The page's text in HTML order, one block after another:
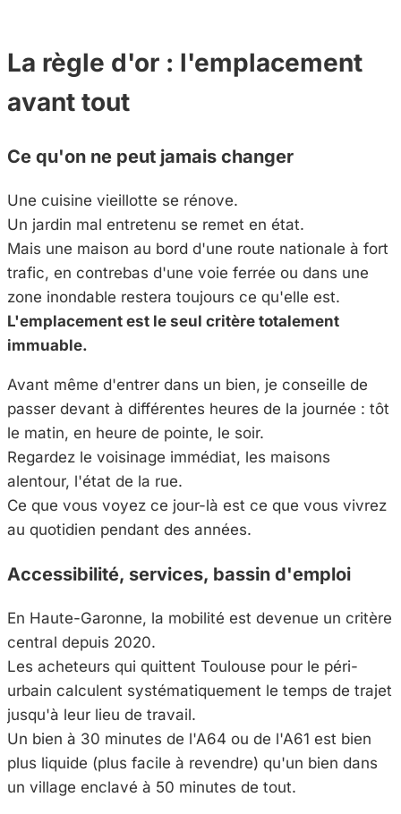
La règle d'or : l'emplacement
avant tout
Ce qu'on ne peut jamais changer
Une cuisine vieillotte se rénove.
Un jardin mal entretenu se remet en état.
Mais une maison au bord d'une route nationale à fort
trafic, en contrebas d'une voie ferrée ou dans une
zone inondable restera toujours ce qu'elle est.
L'emplacement est le seul critère totalement
immuable.
Avant même d'entrer dans un bien, je conseille de
passer devant à différentes heures de la journée : tôt
le matin, en heure de pointe, le soir.
Regardez le voisinage immédiat, les maisons
alentour, l'état de la rue.
Ce que vous voyez ce jour-là est ce que vous vivrez
au quotidien pendant des années.
Accessibilité, services, bassin d'emploi
En Haute-Garonne, la mobilité est devenue un critère
central depuis 2020.
Les acheteurs qui quittent Toulouse pour le péri-
urbain calculent systématiquement le temps de trajet
jusqu'à leur lieu de travail.
Un bien à 30 minutes de l'A64 ou de l'A61 est bien
plus liquide (plus facile à revendre) qu'un bien dans
un village enclavé à 50 minutes de tout.